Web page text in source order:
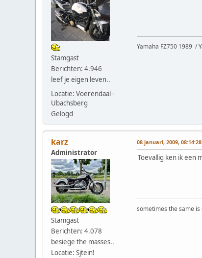
Stamgast
Berichten: 4.946
leef je eigen leven..
Locatie: Voerendaal -
Ubachsberg
Gelogd
Yamaha FZ750 1989 /
karz
Administrator
Stamgast
Berichten: 4.078
besiege the masses..
Locatie: Sjtein!
08 januari, 2009, 08:14:28
Toevallig ken ik een
sometimes the same